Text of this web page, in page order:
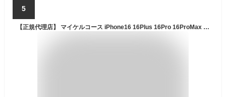
5
【正規代理店】 マイケルコース iPhone16 16Plus 16Pro 16ProMax ケース 手帳 手帳型 magsafe対応 スマホケース MICHAEL KORS - Folio Case Stripe with Tassel Charm ブランド タッセル チャーム おしゃれ かわいい 高級感 上品 女性 レディース カバー アイフォン 大人